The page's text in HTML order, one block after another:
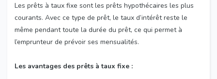
Les prêts à taux fixe sont les prêts hypothécaires les plus
courants. Avec ce type de prêt, le taux d’intérêt reste le
même pendant toute la durée du prêt, ce qui permet à
l’emprunteur de prévoir ses mensualités.
Les avantages des prêts à taux fixe :